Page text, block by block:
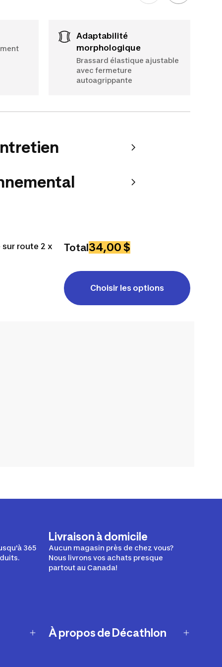
Adaptabilité
morphologique
Brassard élastique ajustable
avec fermeture
autoagrippante
route 2 x
Total34,00 $
Choisir les options
365
Livraison à domicile
Aucun magasin près de chez vous?
Nous livrons vos achats presque
partout au Canada!
À propos de Décathlon